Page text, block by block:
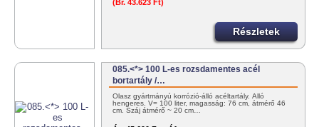
(Br. 43.623 Ft)
Részletek
085.<*> 100 L-es rozsdamentes acél
bortartály /…
Olasz gyártmányú korrózió-álló acéltartály. Álló
hengeres. V= 100 liter, magasság: 76 cm, átmérő 46
cm. Száj átmérő ~ 20 cm…